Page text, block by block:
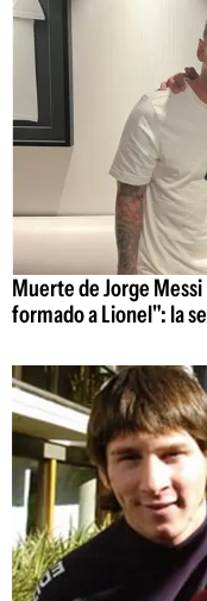
Muerte de Jorge
formado a Lionel": la